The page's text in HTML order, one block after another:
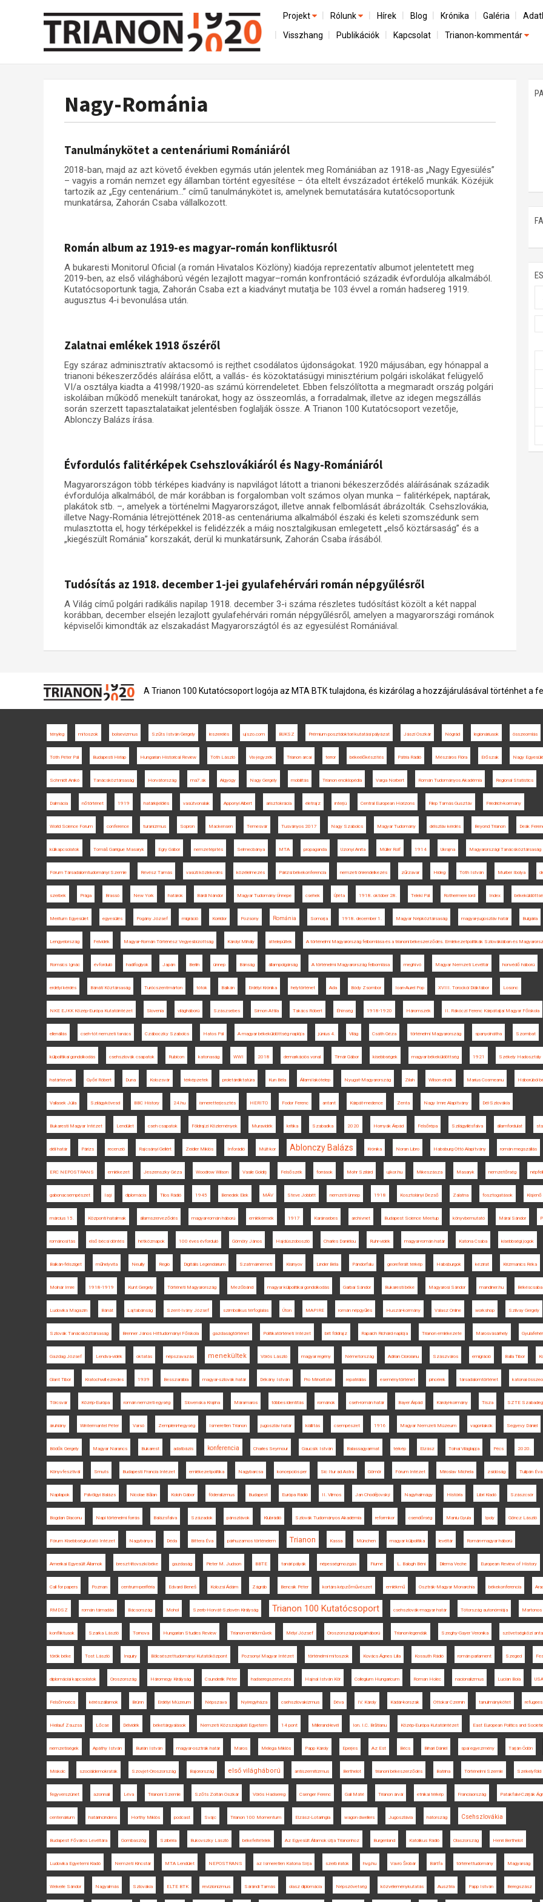
Projekt
Előzmények
Az összeomlás és a magyar társadalom
Utókor és emlékezet
Rólunk
A kutatócsoport működéséről
Hírek Blog Krónika Galéria
Visszhang Publikációk Kapcsolat Trianon-kommentár
Nagy-Románia
Tanulmánykötet a centenáriumi Romániáról
2018-ban, majd az azt követő években egymás után jelentek meg Romániában az 1918-as „Nagy Egyesülés”
– vagyis a román nemzet egy államban történt egyesítése – óta eltelt évszázadot értékelő munkák. Közéjük
tartozik az „Egy centenárium…” című tanulmánykötet is, amelynek bemutatására kutatócsoportunk
munkatársa, Zahorán Csaba vállalkozott.
Román album az 1919-es magyar–román konfliktusról
A bukaresti Monitorul Oficial (a román Hivatalos Közlöny) kiadója reprezentatív albumot jelentetett meg
2019-ben, az első világháború végén lezajlott magyar–román konfrontáció századik évfordulója alkalmából.
Kutatócsoportunk tagja, Zahorán Csaba ezt a kiadványt mutatja be 103 évvel a román hadsereg 1919.
augusztus 4-i bevonulása után.
Zalatnai emlékek 1918 őszéről
Egy száraz adminisztratív aktacsomó is rejthet csodálatos újdonságokat. 1920 májusában, egy hónappal a
trianoni békeszerződés aláírása előtt, a vallás- és közoktatásügyi minisztérium polgári iskolákat felügyelő
VI/a osztálya kiadta a 41998/1920-as számú körrendeletet. Ebben felszólította a megmaradt ország polgári
iskoláiban működő menekült tanárokat, hogy az összeomlás, a forradalmak, illetve az idegen megszállás
során szerzett tapasztalataikat jelentésben foglalják össze. A Trianon 100 Kutatócsoport vezetője,
Ablonczy Balázs írása.
Évfordulós falitérképek Csehszlovákiáról és Nagy-Romániáról
Magyarországon több térképes kiadvány is napvilágot látott a trianoni békeszerződés aláírásának századik
évfordulója alkalmából, de már korábban is forgalomban volt számos olyan munka – falitérképek, naptárak,
plakátok stb. –, amelyek a történelmi Magyarországot, illetve annak felbomlását ábrázolták. Csehszlovákia,
illetve Nagy-Románia létrejöttének 2018-as centenáriuma alkalmából északi és keleti szomszédunk sem
mulasztotta el, hogy térképekkel is felidézzék a máig nosztalgikusan emlegetett „első köztársaság” és a
„kiegészült Románia” korszakát, derül ki munkatársunk, Zahorán Csaba írásából.
Tudósítás az 1918. december 1-jei gyulafehérvári román népgyűlésről
A Világ című polgári radikális napilap 1918. december 3-i száma részletes tudósítást közölt a két nappal
korábban, december elsején lezajlott gyulafehérvári román népgyűlésről, amelyen a magyarországi románok
képviselői kimondták az elszakadást Magyarországtól és az egyesülést Romániával.
A Trianon 100 Kutatócsoport logója az MTA BTK tulajdona, és kizárólag a hozzájárulásával történhet a
tényleg mítoszok bolsevizmus Szűts István Gergely leszerelés ujszo.com BUKSZ Prémium posztdoktori kutatási pályázat Jászi Oszkár Nógrád legionáriusok összeomlás
Tóth Péter Pál Budapesti Hírlap Hungarian Historical Review Tóth László Vix-jegyzék Trianon arcai terror békeelőkészítés Pátria Rádió Mészáros Flóra Erőszak Nagy
Schmidt Anikó Tanácsköztársaság Horvátország ma7.sk Algyógy Nagy Gergely mobilitás Trianon enciklopédia Varga Norbert Román Tudományos Akadémia Regional Statistics
Dalmácia nőtörténet 1919 határkijelölés vasútvonalak Apponyi Albert arisztokrácia életrajz interjú Central European Horizons Filep Tamás Gusztáv Friedrich-kormány
World Science Forum conference turanizmus Sopron Mackensen Temesvár Tusványos 2017 Nagy Szabolcs Magyar Tudomány délszláv kérdés Beyond Trianon Deák
külkapcsolatok Tomáš Garrigue Masaryk Egry Gábor nemzetépítés Selmecbánya MTA propaganda Uzonyi Anita Müller Rolf 1914 Ukrajna Magyarországi Tanácsköztársaság
Fórum Társadalomtudományi Szemle Révész Tamás vasúti közlekedés közélelmezés Párizsi békekonferencia nemzeti önrendelkezés zűrzavar Hideg Tóth István Murber Ibolya
szerbek Prága Brassó New York határok Bárdi Nándor Magyar Tudomány Ünnepe csehek Újléta 1918. október 28. Teleki Pál Rothermere lord Index
Meritum Egyesület egyesülés Pogány József migráció Korridor Pozsony Románia Somorja 1918. december 1. Magyar Népköztársaság magyar-jugoszláv határ Bulgária
Lengyelország Felvidék Magyar-Román Történész Vegyesbizottság Károlyi Mihály áttelepültek A történelmi Magyarország felbomlása és a trianoni békeszerződés. Emlékezetpolitikák Szlovákiában és
Romsics Ignác évforduló hadifoglyok Japán Berlin ünnep Bánság állampolgárság A történelmi Magyarország felbomlása meghívó Magyar Nemzeti Levéltár honvédő háború
erdélyi kérdés Bánáti Köztársaság Turócszentmárton tótok Balkán Erdélyi Krónika helytörténet Ada Bódy Zsombor Ioan-Aurel Pop XVIII. Torockói Diáktábor Losonc
NKE EJKK Közép-Európa Kutatóintézet Slovenia világháború Szászsebes Simon Attila Takács Róbert Éhínség 1918-1920 Háromszék II. Rákóczi Ferenc Kárpátaljai Magyar Főiskola
ellenállás cseh-tót nemzeti tanács Czáboczky Szabolcs Hatos Pál A magyar békeküldöttség naplója június 4. Világ Csáth Géza történelmi Magyarország spanyolnátha Szombat
külpolitikai gondolkodás csehszlovák csapatok Rubicon katonaság WWI 2018 demarkációs vonal Timár Gábor kisebbségek magyar békeküldöttség 1921 Székely Hadosztály
határtervek Győri Róbert Duna Kolozsvár térképzetek proletárdiktatúra Kun Béla Állami lakótelep Nyugat-Magyarország Zilah Wilson elnök Marius Cosmeanu Háborúból
Vallasek Júlia Szilágykövesd BBC History 24.hu ismeretterjesztés HERITO Fodor Ferenc antant Kárpát-medence Zenta Nagy Imre Alapítvány Dél-Szlovákia
Bukaresti Magyar Intézet Lendület cseh csapatok Földrajzi Közlemények Muravidék kritika Szabadka 2020 Hornyák Árpád Felsőrépa Szilágyillésfalva államfordulat
déli határ Párizs recenzió Rajcsányi Gellért Zeidler Miklós Inforádió Múlt-kor Ablonczy Balázs Krónika Noran Libro Habsburg Ottó Alapítvány román megszállás
ERC NEPOSTRANS emlékezet Jeszenszky Géza Woodrow Wilson Vasile Goldiș Felsőszék források Mohr Szilárd ujkor.hu Mikeszásza Masaryk nemzetőrség
gabonacsempészet Iaşi diplomácia Tilos Rádió 1945 Benedek Elek MÁV Steve Jobbitt nemzeti ünnep 1918 Kosztolányi Dezső Zalatna fosztogatások Kisjenő
március 15. Központi hatalmak államszerveződés magyar-román háború emlékérmék 1917 Karánsebes archívnet Budapest Science Meetup könyvbemutató Márai Sándor
románosítás első bécsi döntés hétköznapok 100 éves évforduló Gömöry János Hajdúszoboszló Charles Daniélou Ruhr-vidék magyar-román határ Katona Csaba kisebbségi jogok
Balkán-félsziget műhelyvita Neuilly Regio Digitális Legendárium Szatmárnémeti Kisinyov Linder Béla Pándorfalu georeferált térkép Habsburgok kézirat Krizmanics Réka
Molnár Imre 1918-1919 Kunt Gergely Történeti Magyarország Mezőbánd magyar külpolitikai gondolkodás Garbai Sándor Bukaresti béke Magyarosi Sándor mandiner.hu Békéscsaba
Ludovika Magazin Bánát Lajtabánság Szent-Ivány József szimbolikus térfoglalás Úton MAPIRE román népgyűlés Huszár-kormány Válasz Online workshop Szilvay Gergely
Szlovák Tanácsköztársaság Brenner János Hittudományi Főiskola gazdaságtörténet Politikatörténeti Intézet brit földrajz Rapaich Richárd naplója Trianon emlékezete Marosvásárhely
Gazdag József Lendva-vidék oktatás népszavazás menekültek Vörös László magyar regény Németország Adrian Cioroianu Szászváros emigráció Balla Tibor
Glant Tibor Kratochwill ezredes 1939 Besszarábia magyar-szlovák határ Dékány István Pro Minoritate repatriálás eseménytörténet pincérek társadalomtörténet katonai
Törcsvár Közép-Európa román nemzeti egység Slovenska Krajina Máramaros többes identitás románok cseh-román határ Bayer Árpád Károlyi-kormány Tisza SZTE
áruhiány Wintermantel Péter Varsó Zempléni-hegység Ismeretlen Trianon jugoszláv határ kiállítás csempészet 1916 Magyar Nemzeti Múzeum vagonlakók Segyevy Dániel
Bödők Gergely Magyar Narancs Bukarest adatbázis konferencia Charles Seymour Gaucsík István Balassagyarmat térkép Elzász Tolnai Világlapja Pécs 2020.
Könyvfesztivál Smuts Budapesti Francia Intézet emlékezetpolitika Nagybarcsa koncepciós per Sic Itur ad Astra Gömör Fórum Intézet Miroslav Michela zsidóság Tulipán Éva
Napilapok Pálvölgyi Balázs Nicolae Bălan Koloh Gábor föderalizmus Budapest Európa Rádió II. Vilmos Jan Chodějovský Nagyhalmágy História Libri Kiadó Szászcsór
Bogdan Diaconu Napi történelmi forrás Balázsfalva Századok pánszlávok Klubrádió Szlovák Tudományos Akadémia reformkor csendőrség Maniu Gyula Ipoly Göncz László
Fórum Kisebbségkutató Intézet Nagybánya Déda Bittera Éva párhuzamos történelem Trianon Kassa München magyar külpolitika levéltár Román-magyar háború
Amerikai Egyesült Államok breszt-litovszki béke gazdaság Pieter M. Judson BBTE tanári pályák népességmozgás Fiume L. Balogh Béni Dilema Veche European Review of History
Call for papers Poznan centrum-periféria Edvard Beneš Kolozsi Ádám Zágráb Bencsik Péter kortárs képzőművészet emlékmű Osztrák-Magyar Monarchia békekonferencia
RMDSZ román támadás Bácsország Mohol Szerb-Horvát-Szlovén Királyság Trianon 100 Kutatócsoport csehszlovák-magyar határ Tótország autonómiája Martonos
konfliktusok Szarka László Tornova Hungarian Studies Review Trianon-emlékművek Mélyi József Oroszországi polgárháború Trianon-legendák Szeghy-Gayer Veronika szövetségközi
török béke Tost László Inquiry Bölcsészettudományi Kutatóközpont Pozsonyi Magyar Intézet történelmi mítoszok Kovács Ágnes Lilla Kossuth Rádió román parlament Szeged
diplomáciai kapcsolatok Oroszország Háromegy Királyság Csunderlik Péter hadseregszervezés Hajnal István Kör Collegium Hungaricum Roman Holec nacionalizmus Lucian Boia USA
Felsőmoécs kérészállamok Brünn Erdélyi Múzeum Népszava Nyíregyháza csehszlovakizmus Déva IV. Károly Kádár-korszak Ottokar Czernin tanulmánykötet refugees
Heilauf Zsuzsa Lőcse Délvidék béketárgyalások Nemzeti Közszolgálati Egyetem 14 pont Millerand-levél Ion. I.C. Brătianu Közép-Európa Kutatóintézet East European Politics and
nemzetiségek Apáthy István Burián István magyar-osztrák határ Maros Melega Miklós Papp Károly Eperjes Az Est Bécs Bihari Dániel spai egyezmény Tarján Ödön
Miskolc szociáldemokraták Szovjet-Oroszország Bajorország első világháború antiszemitizmus Berthelot trianoni békeszerződés Batrina Történelmi Szemle Székelyföld
fegyverszünet azonnali Léva Trianoni Szemle Szőts Zoltán Oszkár Vörös Hadsereg Csenger Ferenc Gali Máté Trianon árvái etnikai térkép Franciaország Patakfalvi-Czirják
centenárium határincindens Horthy Miklós podcast Svájc Trianon 100 Momentum Elzász-Lotaringia wagon dwellers Jugoszlávia hátország Csehszlovákia
Budapest Főváros Levéltára Gombaszög Szibéria Bukovszky László békefeltételek Az Egyesült Államok útja Trianonhoz Burgenland Katolikus Rádió Olaszország Henri Berthelot
Ludovika Egyetemi Kiadó Nemzeti Kincstár MTA Lendület NEPOSTRANS az Ismeretlen Katona Sírja szerb iratok hvg.hu Vavro Šrobár Bártfa történettudomány Magyarság
Wekerle Sándor Nagyalmás Szlovákia ELTE BTK revizionizmus Sárándi Tamás olasz diplomácia Népszövetség közvéleménykutatás Ausztria Papp István Beregszász